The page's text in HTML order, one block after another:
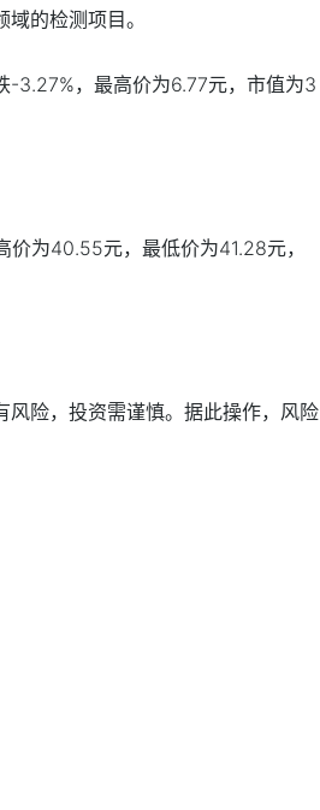
的检测项目。
3.27%，最高价为6.77元，市值为3
价为40.55元，最低价为41.28元，
风险，投资需谨慎。据此操作，风险